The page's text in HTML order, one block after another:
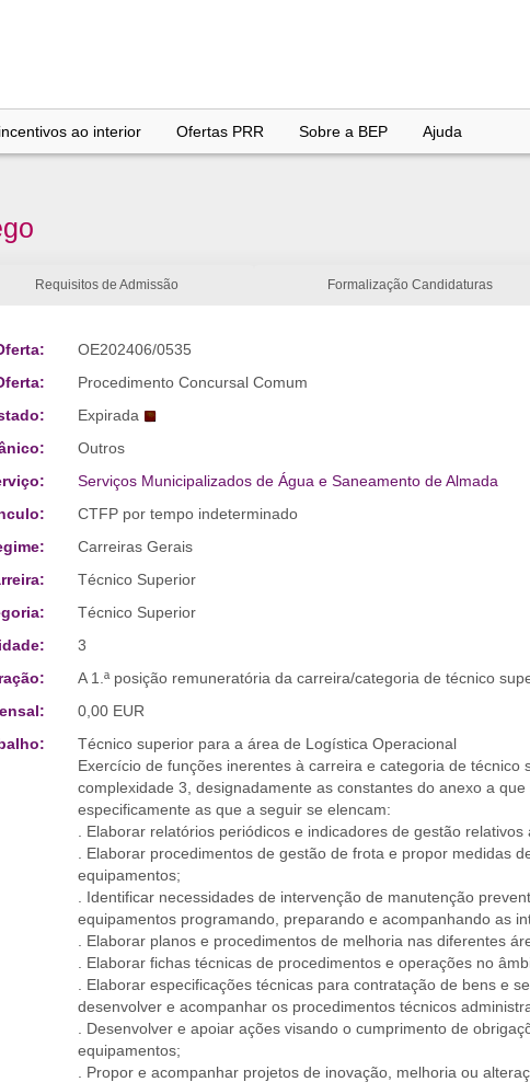
ao interior Ofertas PRR Sobre a BEP Ajuda
Requisitos de Admissão Formalização Candidaturas
OE202406/0535
Procedimento Concursal Comum
Expirada
Outros
Serviços Municipalizados de Água e Saneamento de Almada
CTFP por tempo indeterminado
Carreiras Gerais
Técnico Superior
Técnico Superior
3
A 1.ª posição remuneratória da carreira/categoria de técnico
0,00 EUR
Técnico superior para a área de Logística Operacional
Exercício de funções inerentes à carreira e categoria de técnico
complexidade 3, designadamente as constantes do anexo a que
especificamente as que a seguir se elencam:
. Elaborar relatórios periódicos e indicadores de gestão
. Elaborar procedimentos de gestão de frota e propor medidas
equipamentos;
. Identificar necessidades de intervenção de manutenção
equipamentos programando, preparando e acompanhando as
. Elaborar planos e procedimentos de melhoria nas diferentes
. Elaborar fichas técnicas de procedimentos e operações no
. Elaborar especificações técnicas para contratação de bens e
desenvolver e acompanhar os procedimentos técnicos
. Desenvolver e apoiar ações visando o cumprimento de
equipamentos;
. Propor e acompanhar projetos de inovação, melhoria ou